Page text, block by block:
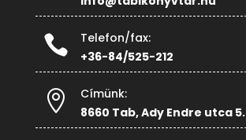

Telefon/fax:
+36-84/525-212

Címünk:
8660 Tab, Ady Endre utca 5.